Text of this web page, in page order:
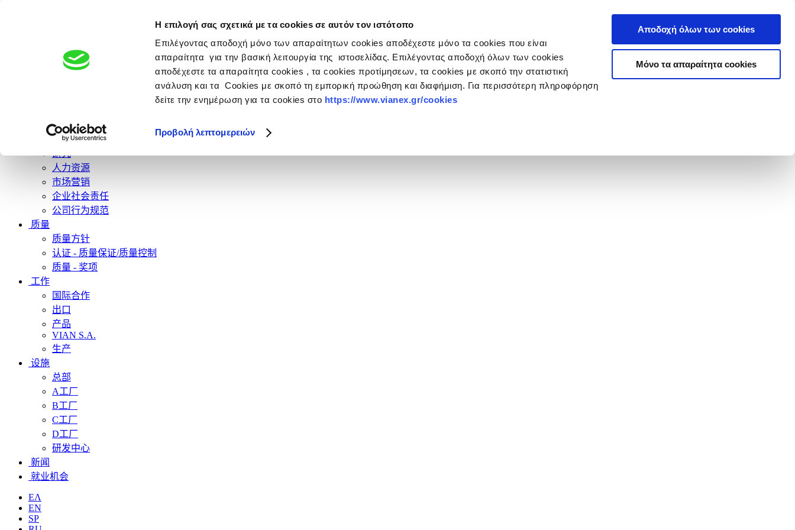
Η επιλογή σας σχετικά με τα cookies σε αυτόν τον ιστότοπο
Επιλέγοντας αποδοχή μόνο των απαραίτητων cookies αποδέχεστε μόνο τα cookies που είναι
απαραίτητα για την βασική λειτουργία της ιστοσελίδας. Επιλέγοντας αποδοχή όλων των cookies
αποδέχεστε τα απαραίτητα cookies , τα cookies προτίμησεων, τα cookies με σκοπό την στατιστική
ανάλυση και τα Cookies με σκοπό τη εμπορική προώθηση και διαφήμιση. Για περισσότερη πληροφόρηση
δείτε την ενημέρωση για τα cookies στο https://www.vianex.gr/cookies
Προβολή λεπτομερειών
Αποδοχή όλων των cookies
Μόνο τα απαραίτητα cookies
未来
公司文化
研究
人力资源
市场营销
企业社会责任
公司行为规范
质量
质量方针
认证 - 质量保证/质量控制
质量 - 奖项
工作
国际合作
出口
产品
VIAN S.A.
生产
设施
总部
A工厂
B工厂
C工厂
D工厂
研发中心
新闻
就业机会
ΕΛ
EN
SP